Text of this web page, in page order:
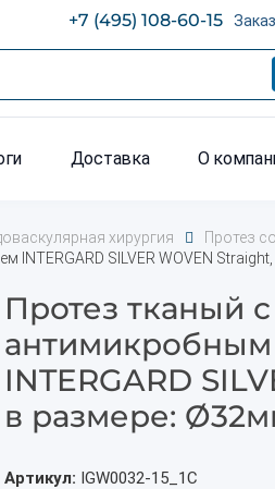
+7 (495) 108-60-15
Доставка О
хирургия Протез
SILVER WOVEN
Протез тканый
INTERGARD
в размере:
Артикул: IGW0032-15_1С